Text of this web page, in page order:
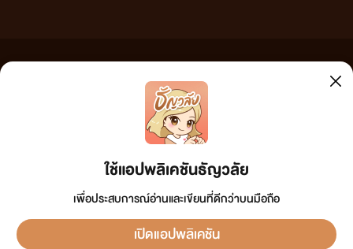
ใช้แอปพลิเคชันธัญวลัย
เพื่อประสบการณ์อ่านและเขียนที่ดีกว่าบนมือถือ
เปิดแอปพลิเคชัน
เว็บไซต์แห่งนี้ไม่ได้เห็นด้วยและไม่ขอรับผิดชอบต่อข้อความใดๆ ทั้งสิ้น ดังนั้นผู้อ่านทุกท่านโปรดใช้
วิจารณญาณในการกลั่นกรองด้วยตนเอง และหากท่านพบข้อความใดๆ ที่ขัดต่อกฎหมายและศีลธรรม
เพื่อทีมงานจะได้ดำเนินการในทันที ทั้งนี้ ทางเว็บไซต์ขอสงวน
ลิขสิทธิ์ตามพระราชบัญญัติลิขสิทธิ์ (ฉบับเพิ่มเติม) พ.ศ.2558